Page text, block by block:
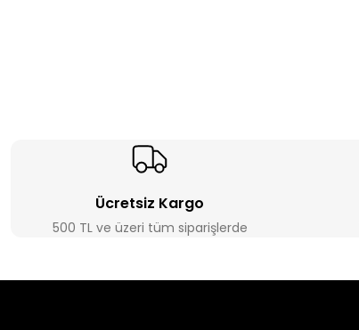
Ücretsiz Kargo
500 TL ve üzeri tüm siparişlerde